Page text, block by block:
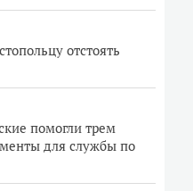
отстоять
помогли трем
для службы по